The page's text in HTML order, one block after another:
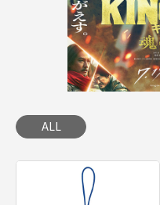
ALL